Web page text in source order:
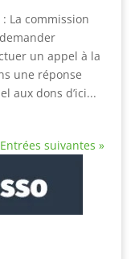
La commission
un appel à la
une réponse
aux dons d’ici...
Entrées suivantes »